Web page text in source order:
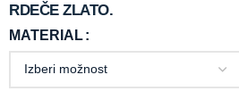
RDEČE ZLATO.
MATERIAL